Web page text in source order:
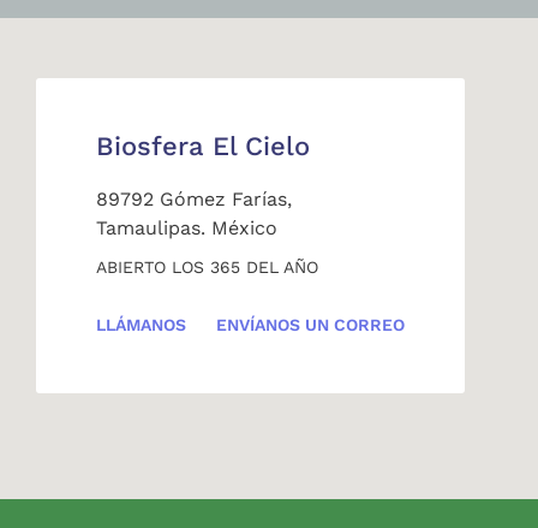
Biosfera El Cielo
89792 Gómez Farías,
Tamaulipas. México
ABIERTO LOS 365 DEL AÑO
LLÁMANOS ENVÍANOS UN CORREO